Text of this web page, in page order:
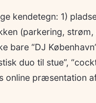
kendetegn: 1)
(parkering,
bare “DJ
duo til stue”,
online præsentation